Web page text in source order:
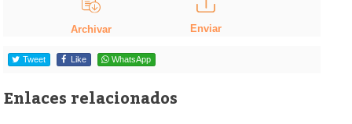
Archivar Enviar
Tweet Like WhatsApp
Enlaces relacionados